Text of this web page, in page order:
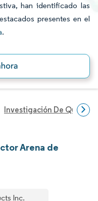
han identificado las
presentes en el
.
Investigación De
Arena de
Inc.